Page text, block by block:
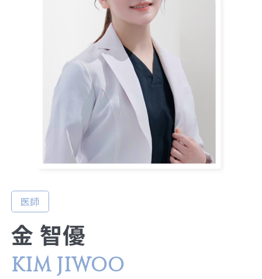
医師
金 智優
KIM JIWOO